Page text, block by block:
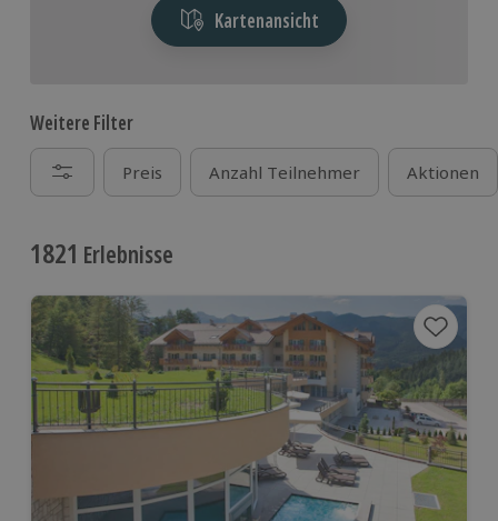
Kartenansicht
Weitere Filter
Preis Anzahl Teilnehmer Aktionen
1821 Erlebnisse